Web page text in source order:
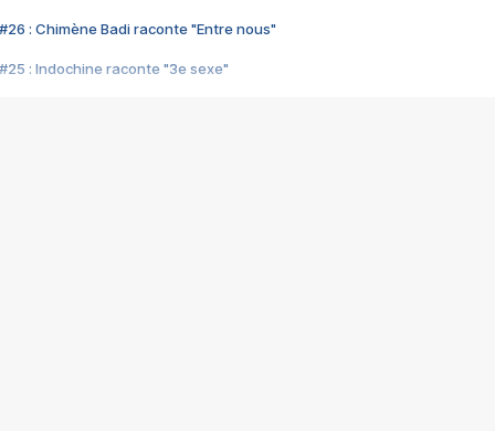
#26 : Chimène Badi raconte "Entre nous"
#25 : Indochine raconte "3e sexe"